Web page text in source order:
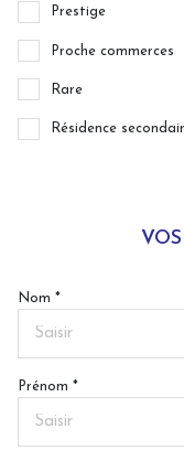
Prestige
Proche commerces
Rare
Résidence
Nom *
Prénom *